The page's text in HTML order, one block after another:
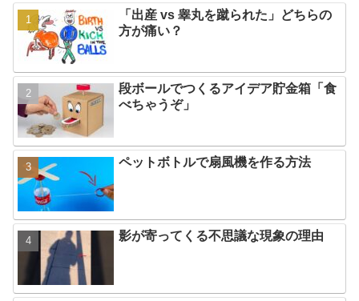
「出産 vs 睾丸を蹴られた」どちらの
方が痛い？
段ボールでつくるアイデア貯金箱「食
べちゃうぞ」
ペットボトルで扇風機を作る方法
影が寄ってくる不思議な現象の理由